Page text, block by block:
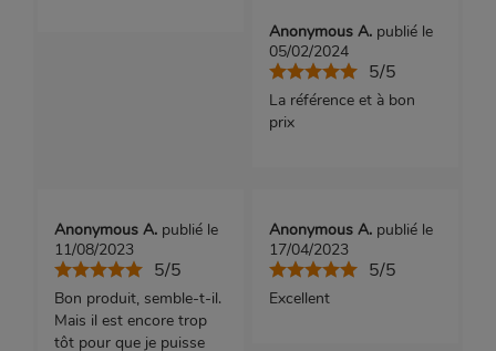
Anonymous A. publié le
05/02/2024
5/5
La référence et à bon
prix
Anonymous A. publié le
11/08/2023
5/5
Bon produit, semble-t-il.
Mais il est encore trop
tôt pour que je puisse
Anonymous A. publié le
17/04/2023
5/5
Excellent